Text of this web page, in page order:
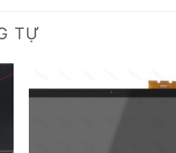
TỰ